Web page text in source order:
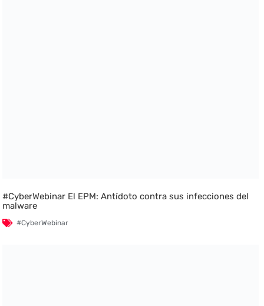
#CyberWebinar El EPM: Antídoto contra sus infecciones del
malware
#CyberWebinar